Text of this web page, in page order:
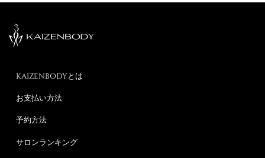
KAIZENBODYとは
お支払い方法
予約方法
サロンランキング